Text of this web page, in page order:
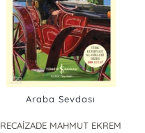
Araba Sevdası
RECAİZADE MAHMUT EKREM